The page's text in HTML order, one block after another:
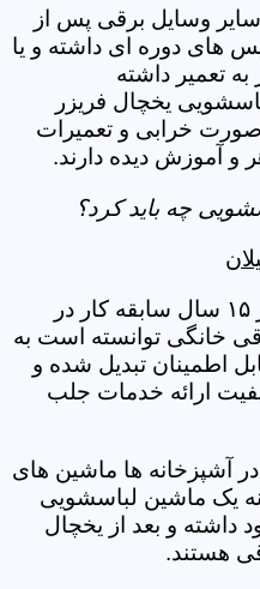
وسایل برقی پس از
های دوره ای داشته و یا
تعمیر داشته
یخچال فریزر
خرابی و تعمیرات
و آموزش دیده دارند.
چه باید کرد؟
شرکت پارس پویش با بیش از ۱۵ سال سابقه کار در
خانگی توانسته است به
اطمینان تبدیل شده و
ارائه خدمات جلب
آشپزخانه ها ماشین های
یک ماشین لباسشویی
و بعد از یخچال
هستند.